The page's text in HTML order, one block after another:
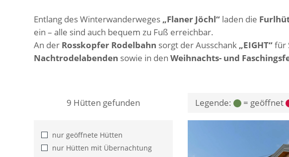
Entlang des Winterwanderweges „Flaner Jöchl“ laden die
ein – alle sind auch bequem zu Fuß erreichbar.
An der Rosskopfer Rodelbahn sorgt der Ausschank „EIGHT“für
Nachtrodelabenden sowie in den Weihnachts- und
9 Hütten gefunden
nur geöffnete Hütten
nur Hütten mit Übernachtung
Legende: = geöffnet